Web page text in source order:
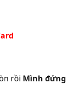
rồi Mình đứng